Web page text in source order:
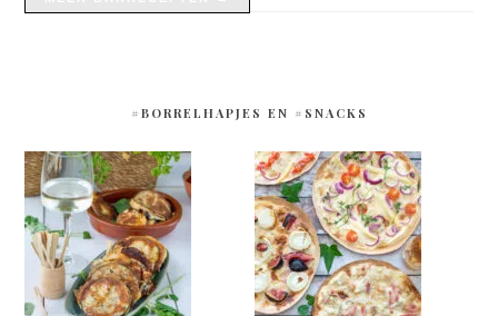
#BORRELHAPJES EN #SNACKS